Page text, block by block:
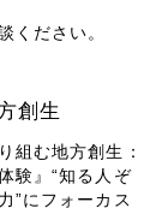
ください。
創生
組む地方創生：
験』“知る人ぞ
”にフォーカス